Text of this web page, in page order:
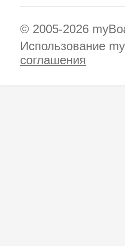
© 2005-2026
Использование
соглашения